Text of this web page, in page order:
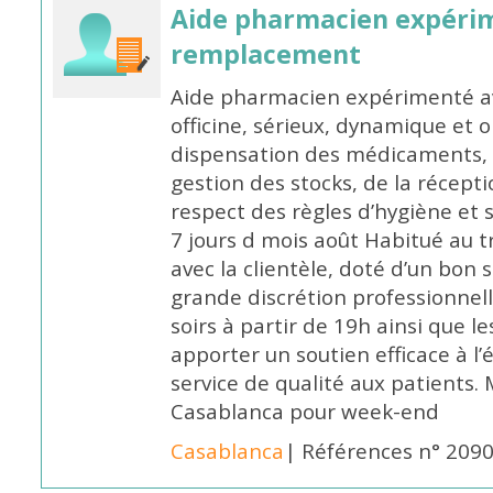
Aide pharmacien
remplacement
Aide pharmacien expérimenté
officine, sérieux, dynamique et
dispensation des
gestion des stocks, de la
respect des règles d’hygiène
7 jours d mois août Habitué au
avec la clientèle, doté d’un bon
grande discrétion
soirs à partir de 19h ainsi que
apporter un soutien efficace à
service de qualité aux patients.
Casablanca pour week-end
Casablanca | Références n°